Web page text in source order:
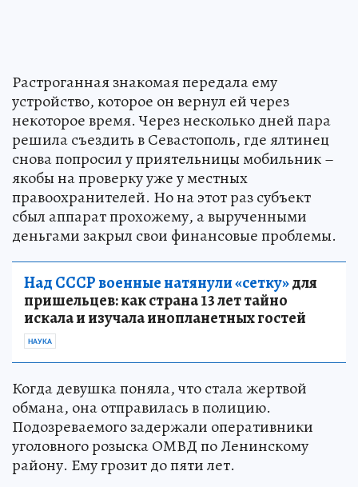
Растроганная знакомая передала ему
устройство, которое он вернул ей через
некоторое время. Через несколько дней пара
решила съездить в Севастополь, где ялтинец
снова попросил у приятельницы мобильник –
якобы на проверку уже у местных
правоохранителей. Но на этот раз субъект
сбыл аппарат прохожему, а вырученными
деньгами закрыл свои финансовые проблемы.
Над СССР военные натянули «сетку»для
пришельцев: как страна 13 лет тайно
искала и изучала инопланетных гостей
НАУКА
Когда девушка поняла, что стала жертвой
обмана, она отправилась в полицию.
Подозреваемого задержали оперативники
уголовного розыска ОМВД по Ленинскому
району. Ему грозит до пяти лет.